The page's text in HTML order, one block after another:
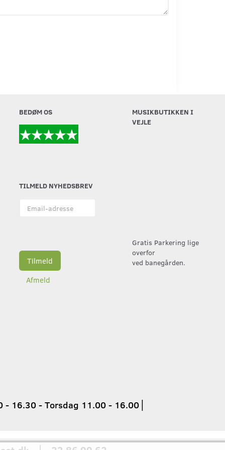
BEDØM OS
TILMELD NYHEDSBREV
adresse
Tilmeld
Afmeld
MUSIKBUTIKKEN I
VEJLE
Gratis Parkering lige
overfor
ved banegården.
- 16.30 - Torsdag 11.00 - 16.00